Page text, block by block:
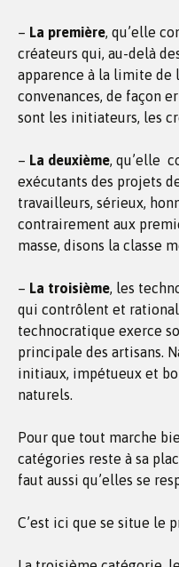
– La première, qu’elle
créateurs qui, au-delà
apparence à la limite de
convenances, de façon
sont les initiateurs, les
– La deuxième, qu’elle
exécutants des projets
travailleurs, sérieux,
contrairement aux
masse, disons la classe
– La troisième, les
qui contrôlent et
technocratique exerce
principale des artisans.
initiaux, impétueux et
naturels.
Pour que tout marche
catégories reste à sa
faut aussi qu’elles se
C’est ici que se situe le